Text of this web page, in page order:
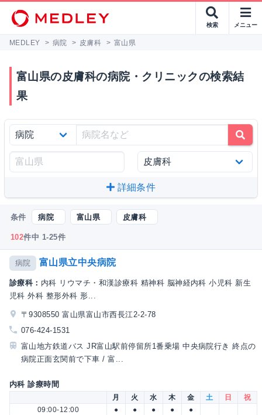
検索 メニュー
MEDLEY > 病院 > 皮膚科 > 富山県
富山県の皮膚科の病院・クリニックの検索結
果
詳細条件
条件 病院 富山県 皮膚科
102件中 1-25件
病院 富山県立中央病院
診療科： 内科 リウマチ・和漢診療科 精神科 脳神経内科 小児科 新生
児科 外科 整形外科 形...
〒9308550 富山県富山市西長江2-2-78
076-424-1531
富山地方鉄道バス JR富山駅前停留所1番乗場 中央病院行き 終点の
病院正面玄関前で下車 / 富...
内科 診療時間
月 火 水 木 金 土 日
祝
09:00-12:00
● ● ● ●
●